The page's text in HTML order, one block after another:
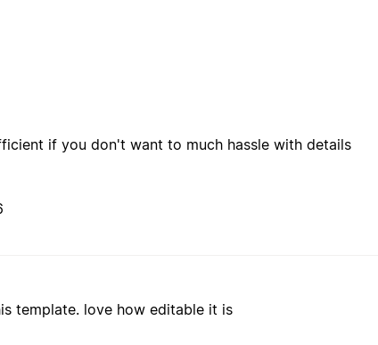
if you don't want to much hassle with details
template. love how editable it is